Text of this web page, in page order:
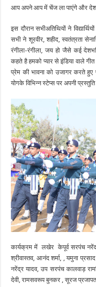
आप अपने आप में चेंज ला पाएंगे और देश
इस दौरान सभीअतिथियों ने
सभी ने शूरवीर, शहीद, स्वतंत्रता
रंगीला-रंगीला, जय हो जैसे कई
कहते है हमको प्यार से इंडिया वाले
प्रेम की भावना को उजागर करते
योगके विभिन्न स्टेप्स पर अपनी प्रस्तुति
कार्यक्रम में लखेर केपूर्व सरपंच
श्रीवास्तव, आनंद शर्मा, , यमुना
नरेंद्र यादव, उप सरपंच कालवाड़
देवी, रामसवरूप बुनकर , सूरज